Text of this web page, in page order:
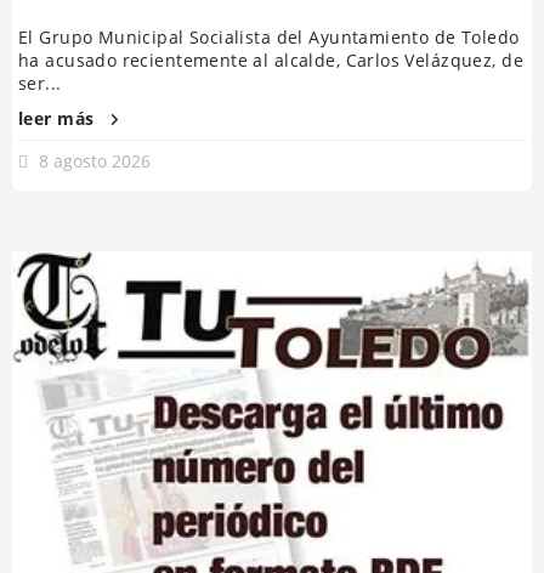
El Grupo Municipal Socialista del Ayuntamiento de Toledo
ha acusado recientemente al alcalde, Carlos Velázquez, de
ser...
leer más
8 agosto 2026